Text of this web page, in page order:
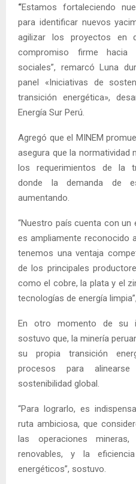
“Estamos fortaleciendo
para identificar nuevos
agilizar los proyectos en
compromiso firme hacia
sociales”, remarcó Luna
panel «Iniciativas de
transición energética»,
Energía Sur Perú.
Agregó que el MINEM
asegura que la normatividad
los requerimientos de la
donde la demanda de
aumentando.
“Nuestro país cuenta con
es ampliamente reconocido
tenemos una ventaja
de los principales
como el cobre, la plata y el
tecnologías de energía
En otro momento de su
sostuvo que, la minería
su propia transición
procesos para
sostenibilidad global.
“Para lograrlo, es
ruta ambiciosa, que
las operaciones
renovables, y la
energéticos”, sostuvo.